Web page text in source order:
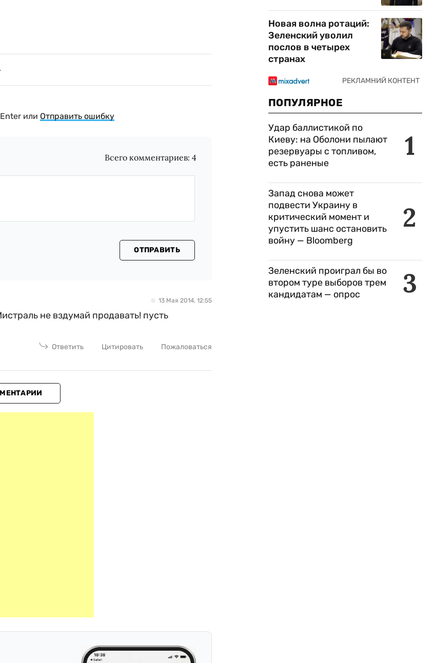
или Отправить ошибку
Всего комментариев:4
ОТПРАВИТЬ
13 Мая 2014, 12:55
не вздумай продавать! пусть
Ответить Цитировать Пожаловаться
Новая волна ротаций:
Зеленский уволил
послов в четырех
странах
ПОПУЛЯРНОЕ
1
Удар баллистикой по
Киеву: на Оболони пылают
резервуары с топливом,
есть раненые
2
Запад снова может
подвести Украину в
критический момент и
упустить шанс остановить
войну — Bloomberg
3
Зеленский проиграл бы во
втором туре выборов трем
кандидатам — опрос